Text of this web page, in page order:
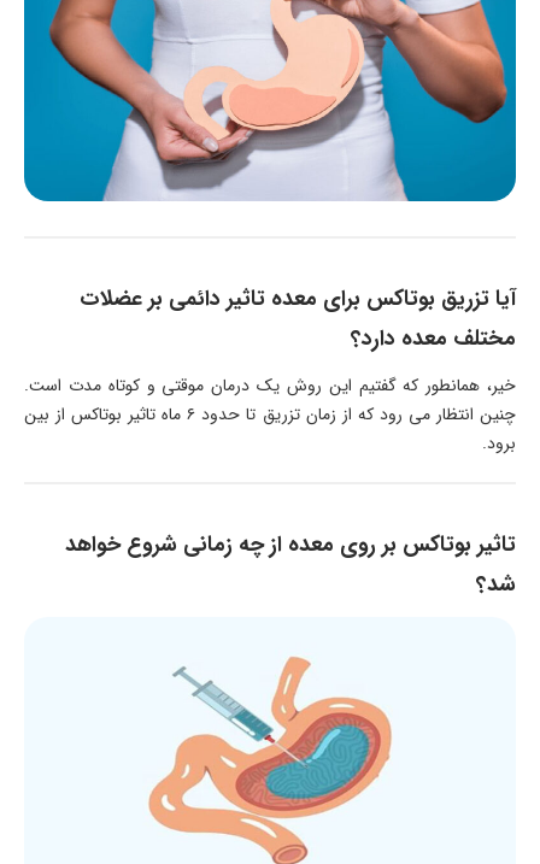
آیا تزریق بوتاکس برای معده تاثیر دائمی بر عضلات
مختلف معده دارد؟
خیر، همانطور که گفتیم این روش یک درمان موقتی و کوتاه مدت است.
چنین انتظار می رود که از زمان تزریق تا حدود ۶ ماه تاثیر بوتاکس از بین
برود.
تاثیر بوتاکس بر روی معده از چه زمانی شروع خواهد
شد؟